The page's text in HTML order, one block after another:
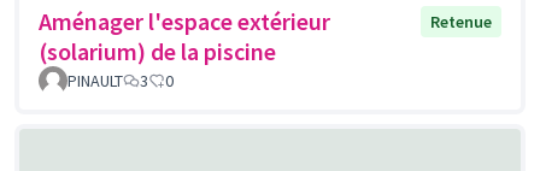
Aménager l'espace extérieur
(solarium) de la piscine
Retenue
PINAULT 3 0